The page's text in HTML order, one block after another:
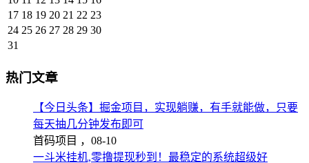
17 18 19 20 21 22 23
24 25 26 27 28 29 30
31
热门文章
【今日头条】掘金项目，实现躺赚，有手就能做，只要
每天抽几分钟发布即可
首码项目 ， 08-10
一斗米挂机,零撸提现秒到！最稳定的系统超级好